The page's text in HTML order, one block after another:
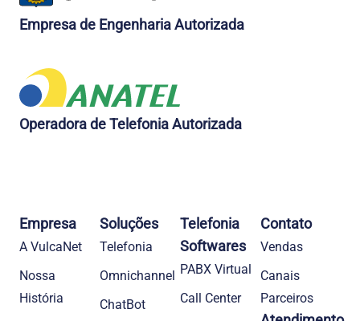
Empresa de Engenharia Autorizada
Operadora de Telefonia Autorizada
Empresa
A VulcaNet
Nossa
História
Soluções
Telefonia​
Omnichannel
ChatBot
Telefonia
Softwares
PABX Virtual
Call Center
Contato
Vendas
Canais
Parceiros